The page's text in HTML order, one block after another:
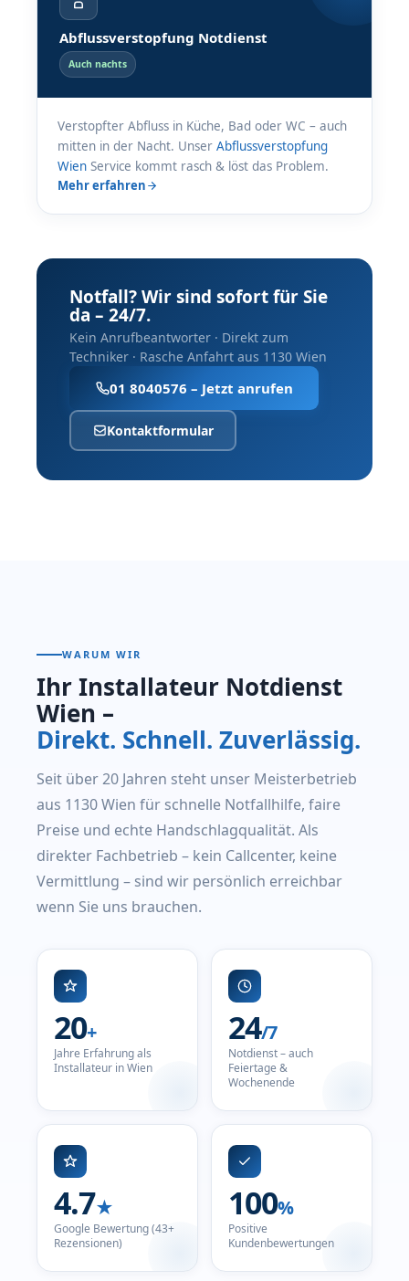
Abflussverstopfung Notdienst
Auch nachts
Verstopfter Abfluss in Küche, Bad oder WC – auch
mitten in der Nacht. Unser Abflussverstopfung
Wien Service kommt rasch & löst das Problem.
Mehr erfahren
Notfall? Wir sind sofort für Sie
da – 24/7.
Kein Anrufbeantworter · Direkt zum
Techniker · Rasche Anfahrt aus 1130 Wien
01 8040576 – Jetzt anrufen
Kontaktformular
WARUM WIR
Ihr Installateur Notdienst
Wien –
Direkt. Schnell. Zuverlässig.
Seit über 20 Jahren steht unser Meisterbetrieb
aus 1130 Wien für schnelle Notfallhilfe, faire
Preise und echte Handschlagqualität. Als
direkter Fachbetrieb – kein Callcenter, keine
Vermittlung – sind wir persönlich erreichbar
wenn Sie uns brauchen.
20+
Jahre Erfahrung als
Installateur in Wien
24/7
Notdienst – auch
Feiertage &
Wochenende
4.7★
Google Bewertung (43+
Rezensionen)
100%
Positive
Kundenbewertungen